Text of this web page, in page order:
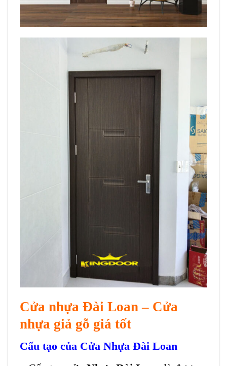
Cửa nhựa Đài Loan – Cửa
nhựa giả gỗ giá tốt
Cấu tạo của Cửa Nhựa Đài Loan